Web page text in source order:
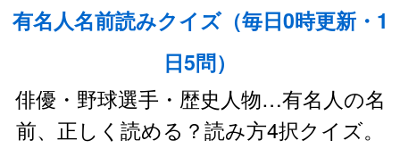
有名人名前読みクイズ（毎日0時更新・1
日5問）
俳優・野球選手・歴史人物…有名人の名
前、正しく読める？読み方4択クイズ。